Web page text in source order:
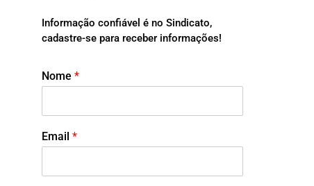
Informação confiável é no Sindicato,
cadastre-se para receber informações!
Nome *
Email *